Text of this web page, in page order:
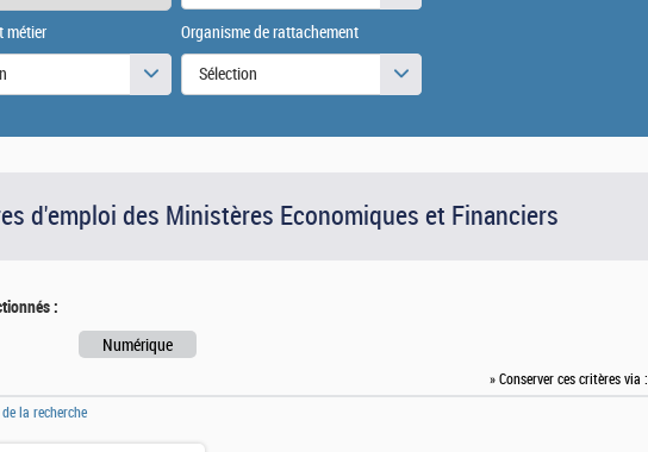
métier Organisme de rattachement
Sélection
d'emploi des Ministères Economiques et Financiers
:
Numérique
» Conserver ces critères via :
la recherche